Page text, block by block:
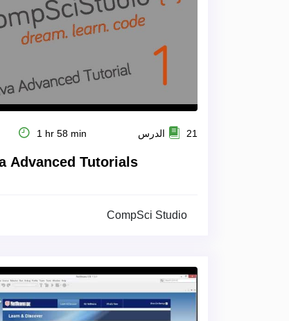
21 الدرس 1 hr 58 min
Advanced Tutorials
CompSci Studio